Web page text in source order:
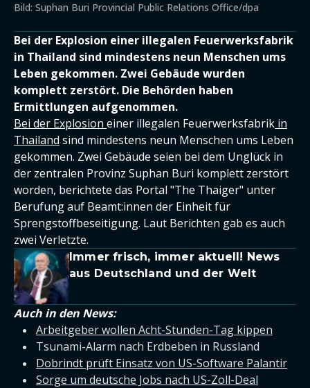
Bild: Suphan Buri Provincial Public Relations Office/dpa
Bei der Explosion einer illegalen Feuerwerksfabrik
in Thailand sind mindestens neun Menschen ums
Leben gekommen. Zwei Gebäude wurden
komplett zerstört. Die Behörden haben
Ermittlungen aufgenommen.
Bei der Explosion einer illegalen Feuerwerksfabrik in
Thailand sind mindestens neun Menschen ums Leben
gekommen. Zwei Gebäude seien bei dem Unglück in
der zentralen Provinz Suphan Buri komplett zerstört
worden, berichtete das Portal "The Thaiger" unter
Berufung auf Beamt:innen der Einheit für
Sprengstoffbeseitigung. Laut Berichten gab es auch
zwei Verletzte.
Immer frisch, immer aktuell! News
aus Deutschland und der Welt
Auch in den News:
Arbeitgeber wollen Acht-Stunden-Tag kippen
Tsunami-Alarm nach Erdbeben in Russland
Dobrindt prüft Einsatz von US-Software Palantir
Sorge um deutsche Jobs nach US-Zoll-Deal